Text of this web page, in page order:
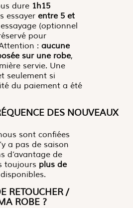
dure 1h15
essayer entre 5 et
(optionnel
pour
: aucune
sur une robe,
servie. Une
seulement si
du paiement a été
DES NOUVEAUX
sont confiées
a pas de saison
d’avantage de
toujours plus de
RETOUCHER /
ROBE ?